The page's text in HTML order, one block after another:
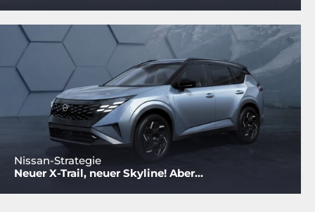
Nissan-Strategie
Neuer X-Trail, neuer Skyline! Aber...